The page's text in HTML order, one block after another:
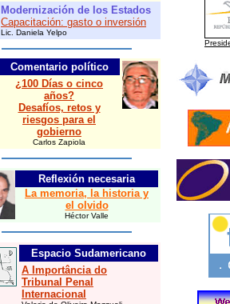
Modernización de los Estados
Capacitación: gasto o inversión
Lic. Daniela Yelpo
Comentario político
¿100 Días o cinco
años?
Desafíos, retos y
riesgos para el
gobierno
Carlos Zapiola
Reflexión necesaria
La memoria, la historia y
el olvido
Héctor Valle
Espacio Sudamericano
A Importância do
Tribunal Penal
Internacional